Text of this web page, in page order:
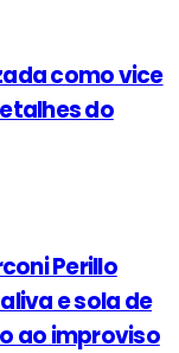
como vice
do
Perillo
e sola de
ao improviso